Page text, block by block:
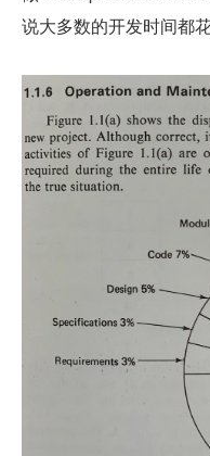
说大多数的开发时间都